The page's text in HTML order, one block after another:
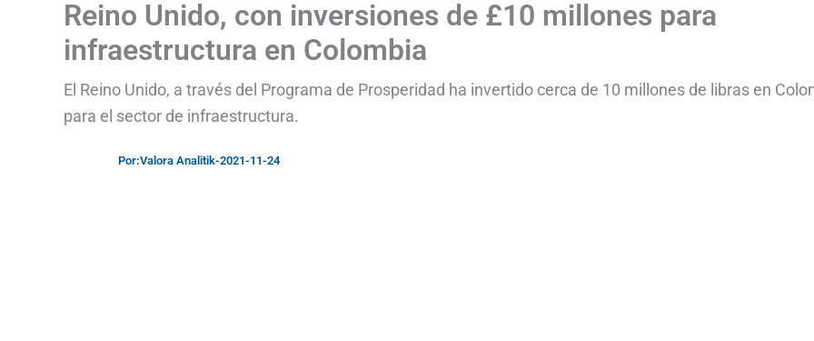
Reino Unido, con inversiones de £10 millones para
infraestructura en Colombia
El Reino Unido, a través del Programa de Prosperidad ha invertido cerca de 10 millones de libras en
para el sector de infraestructura.
Por:Valora Analitik-2021-11-24